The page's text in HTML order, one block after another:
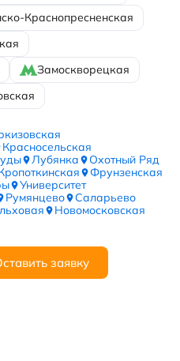
Краснопресненская
Замоскворецкая
Красносельская
Лубянка
Охотный Ряд
Фрунзенская
Университет
Румянцево
Саларьево
Новомосковская
заявку